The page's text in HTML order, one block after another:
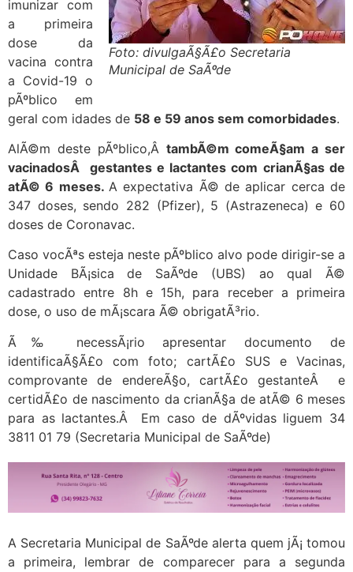
Foto: divulgaÃ§Ã£o Secretaria
Municipal de SaÃºde
imunizar com
a primeira
dose da
vacina contra
a Covid-19 o
pÃºblico em
geral com idades de 58 e 59 anos sem comorbidades.
AlÃ©m deste pÃºblico,Â tambÃ©m comeÃ§am a ser
vacinadosÂ gestantes e lactantes com crianÃ§as de
atÃ© 6 meses. A expectativa Ã© de aplicar cerca de
347 doses, sendo 282 (Pfizer), 5 (Astrazeneca) e 60
doses de Coronavac.
Caso vocÃªs esteja neste pÃºblico alvo pode dirigir-se a
Unidade BÃ¡sica de SaÃºde (UBS) ao qual Ã©
cadastrado entre 8h e 15h, para receber a primeira
dose, o uso de mÃ¡scara Ã© obrigatÃ³rio.
Ã‰ necessÃ¡rio apresentar documento de
identificaÃ§Ã£o com foto; cartÃ£o SUS e Vacinas,
comprovante de endereÃ§o, cartÃ£o gestanteÂ e
certidÃ£o de nascimento da crianÃ§a de atÃ© 6 meses
para as lactantes.Â Em caso de dÃºvidas liguem 34
3811 01 79 (Secretaria Municipal de SaÃºde)
A Secretaria Municipal de SaÃºde alerta quem jÃ¡ tomou
a primeira, lembrar de comparecer para a segunda